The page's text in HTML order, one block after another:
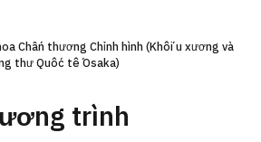
Chấn thương Chỉnh hình (Khối u xương và
thư Quốc tế Osaka)
trình